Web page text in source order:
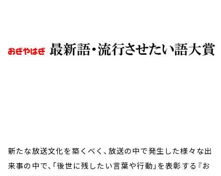
新たな放送文化を築くべく、放送の中で発生した様々な出
来事の中で、「後世に残したい言葉や行動」を表彰する『お